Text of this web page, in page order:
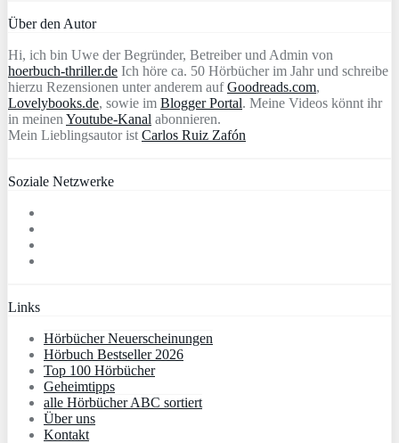
Über den Autor
Hi, ich bin Uwe der Begründer, Betreiber und Admin von
hoerbuch-thriller.de Ich höre ca. 50 Hörbücher im Jahr und schreibe
hierzu Rezensionen unter anderem aufGoodreads.com,
Lovelybooks.de, sowie im Blogger Portal. Meine Videos könnt ihr
in meinen Youtube-Kanal abonnieren.
Mein Lieblingsautor ist Carlos Ruiz Zafón
Soziale Netzwerke
Links
Hörbücher Neuerscheinungen
Hörbuch Bestseller 2026
Top 100 Hörbücher
Geheimtipps
alle Hörbücher ABC sortiert
Über uns
Kontakt